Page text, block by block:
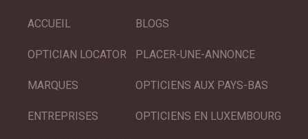
ACCUEIL
OPTICIAN LOCATOR
MARQUES
ENTREPRISES
BLOGS
PLACER-UNE-ANNONCE
OPTICIENS AUX PAYS-BAS
OPTICIENS EN LUXEMBOURG